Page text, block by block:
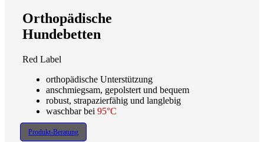
Orthopädische
Hundebetten
Red Label
orthopädische Unterstützung
anschmiegsam, gepolstert und bequem
robust, strapazierfähig und langlebig
waschbar bei 95°C
Produkt-Beratung